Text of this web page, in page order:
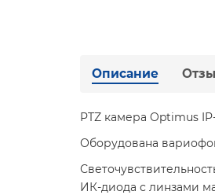
Описание
PTZ камера Optimus
Оборудована
ИК-диода с линзами